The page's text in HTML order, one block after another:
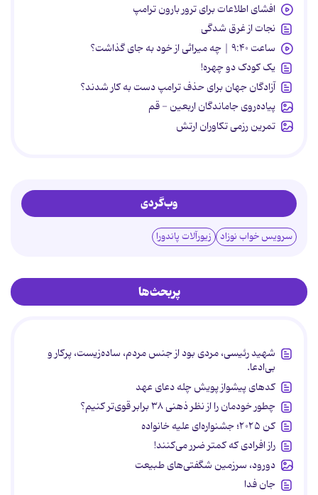
افشای اطلاعات برای ترور بارون ترامپ
نجات از غرق شدگی
ساعت ۹:۴۰ | چه میراثی از خود به جای گذاشت؟
یک کودک دو چهره!
آزادگان جهان برای حذف ترامپ دست به کار شدند؟
پیاده‌روی جاماندگان اربعین - قم
تمرین رزمی تکاوران ارتش
وب‌گردی
سرویس خواب نوزاد زیورآلات پاندورا
پربحث‌ها
شهید رئیسی، مردی بود از جنس مردم، ساده‌زیست، پرکار و
بی‌ادعا.
کدهای پیشواز پویش چله دعای عهد
چطور خودمان را از نظر ذهنی ۳۸ برابر قوی‌تر کنیم؟
کن ۲۰۲۵؛ جشنواره‌ای علیه خانواده
راز افرادی که کمتر ضرر می‌کنند!
دورود، سرزمین شگفتی‌های طبیعت
جان فدا